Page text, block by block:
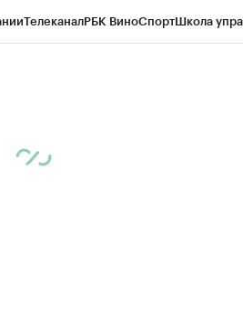
ТелеканалРБК ВиноСпортШкола